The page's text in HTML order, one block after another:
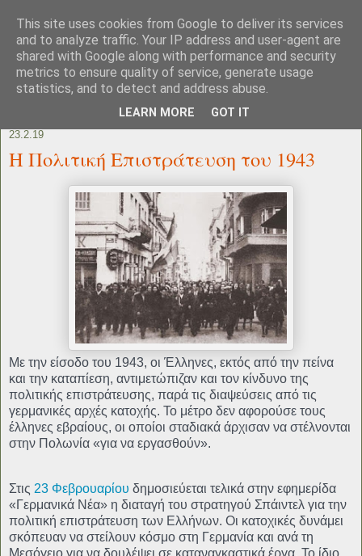
23.2.19
Η Πολιτική Επιστράτευση του 1943
Με την είσοδο του 1943, οι Έλληνες, εκτός από την πείνα
και την καταπίεση, αντιμετώπιζαν και τον κίνδυνο της
πολιτικής επιστράτευσης, παρά τις διαψεύσεις από τις
γερμανικές αρχές κατοχής. Το μέτρο δεν αφορούσε τους
έλληνες εβραίους, οι οποίοι σταδιακά άρχισαν να στέλνονται
στην Πολωνία «για να εργασθούν».
Στις 23 Φεβρουαρίου δημοσιεύεται τελικά στην εφημερίδα
«Γερμανικά Νέα» η διαταγή του στρατηγού Σπάιντελ για την
πολιτική επιστράτευση των Ελλήνων. Οι κατοχικές δυνάμει
σκόπευαν να στείλουν κόσμο στη Γερμανία και ανά τη
Μεσόγειο για να δουλέψει σε καταναγκαστικά έργα. Το ίδιο
This site uses cookies from Google to deliver its services
and to analyze traffic. Your IP address and user-agent are
shared with Google along with performance and security
metrics to ensure quality of service, generate usage
statistics, and to detect and address abuse.
LEARN MORE GOT IT